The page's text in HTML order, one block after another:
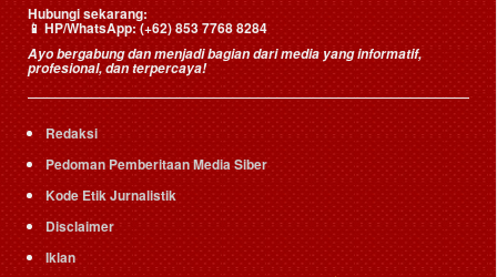
Hubungi sekarang:
📱HP/WhatsApp:(+62) 853 7768 8284
Ayo bergabung dan menjadi bagian dari media yang informatif,
profesional, dan terpercaya!
Redaksi
Pedoman Pemberitaan Media Siber
Kode Etik Jurnalistik
Disclaimer
Iklan